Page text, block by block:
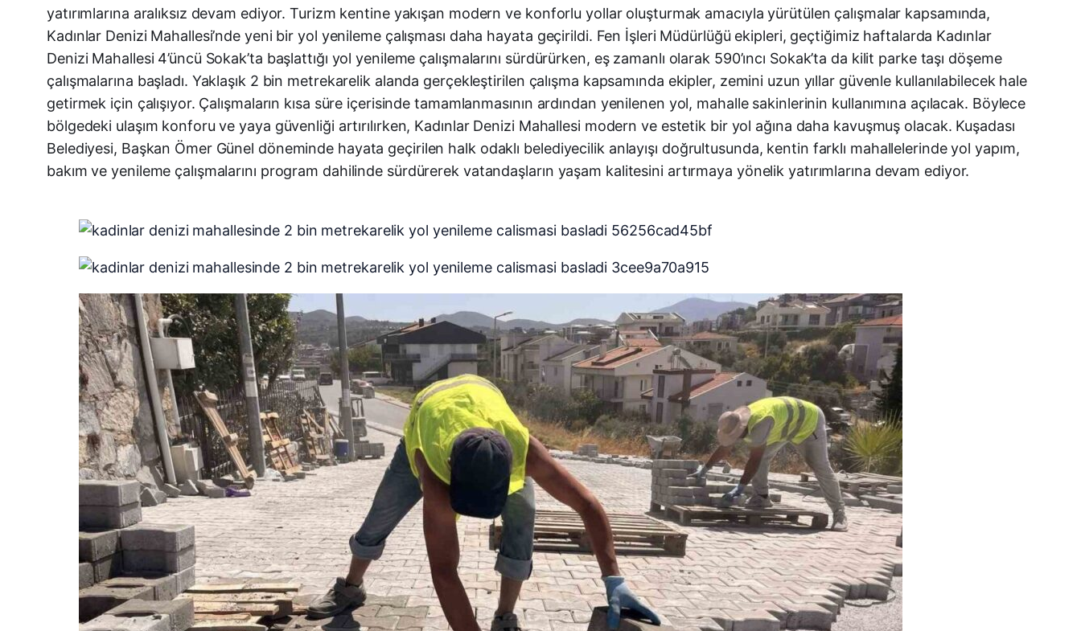
WhatsApp
Telegram
LinkedIn
E-posta
yatırımlarına aralıksız devam ediyor. Turizm kentine yakışan modern ve konforlu yollar oluşturmak amacıyla yürütülen çalışmalar kapsamında,
Kadınlar Denizi Mahallesi’nde yeni bir yol yenileme çalışması daha hayata geçirildi. Fen İşleri Müdürlüğü ekipleri, geçtiğimiz haftalarda Kadınlar
Denizi Mahallesi 4’üncü Sokak’ta başlattığı yol yenileme çalışmalarını sürdürürken, eş zamanlı olarak 590’ıncı Sokak’ta da kilit parke taşı döşeme
çalışmalarına başladı. Yaklaşık 2 bin metrekarelik alanda gerçekleştirilen çalışma kapsamında ekipler, zemini uzun yıllar güvenle kullanılabilecek hale
getirmek için çalışıyor. Çalışmaların kısa süre içerisinde tamamlanmasının ardından yenilenen yol, mahalle sakinlerinin kullanımına açılacak. Böylece
bölgedeki ulaşım konforu ve yaya güvenliği artırılırken, Kadınlar Denizi Mahallesi modern ve estetik bir yol ağına daha kavuşmuş olacak. Kuşadası
Belediyesi, Başkan Ömer Günel döneminde hayata geçirilen halk odaklı belediyecilik anlayışı doğrultusunda, kentin farklı mahallelerinde yol yapım,
bakım ve yenileme çalışmalarını program dahilinde sürdürerek vatandaşların yaşam kalitesini artırmaya yönelik yatırımlarına devam ediyor.